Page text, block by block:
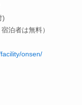
)
泊者は無料）
onsen/